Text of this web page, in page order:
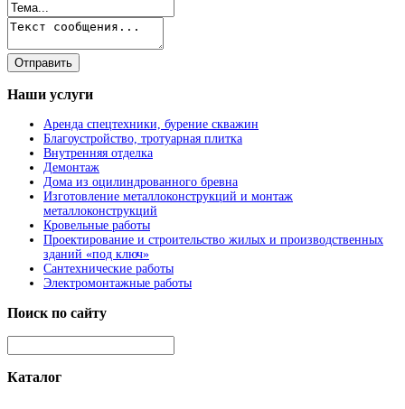
Наши услуги
Аренда спецтехники, бурение скважин
Благоустройство, тротуарная плитка
Внутренняя отделка
Демонтаж
Дома из оцилиндрованного бревна
Изготовление металлоконструкций и монтаж
металлоконструкций
Кровельные работы
Проектирование и строительство жилых и производственных
зданий «под ключ»
Сантехнические работы
Электромонтажные работы
Поиск по сайту
Каталог